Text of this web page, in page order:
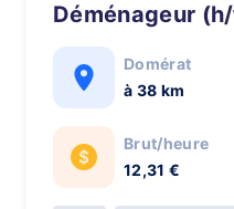
Déménageur
Domérat
à 38 km
Brut/heure
12,31 €